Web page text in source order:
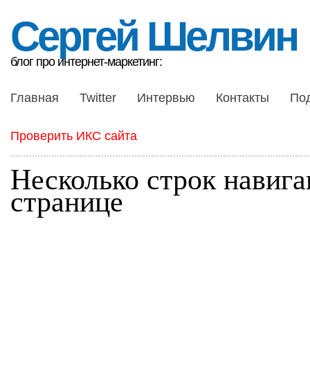
Сергей Шелвин
блог про интернет-маркетинг:
Главная Twitter Интервью Контакты
Проверить ИКС сайта
Несколько строк
странице